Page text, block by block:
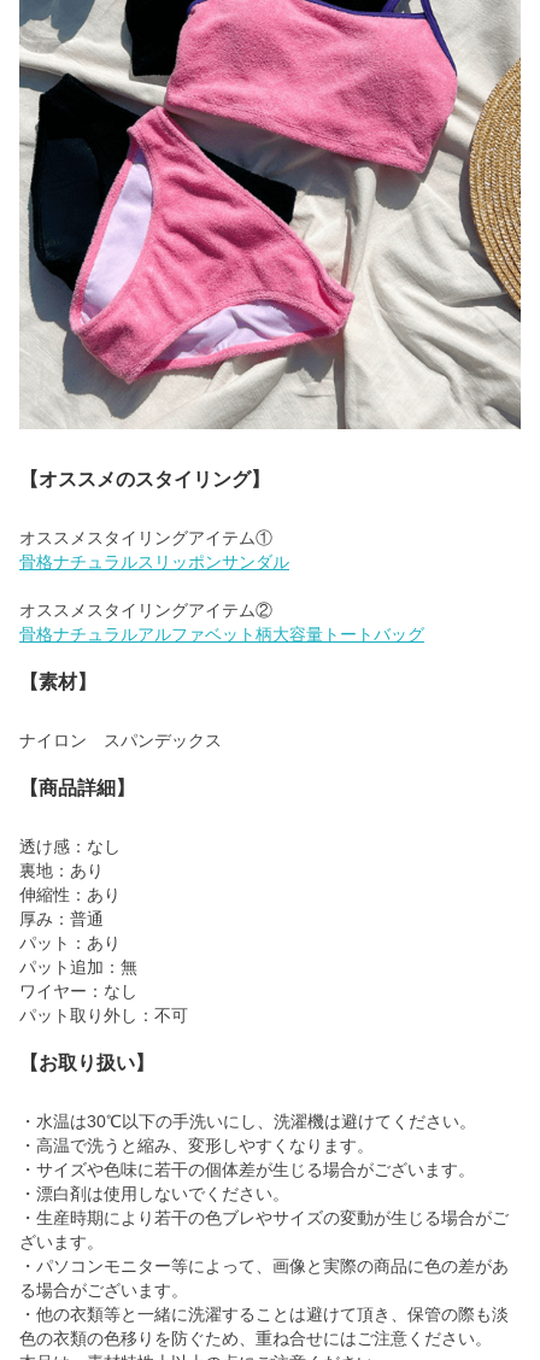
【オススメのスタイリング】
骨格ナチュラルスリッポンサンダル
骨格ナチュラルアルファベット柄大容量トートバッグ
【素材】
ナイロン スパンデックス
【商品詳細】
透け感：なし
裏地：あり
伸縮性：あり
厚み：普通
パット：あり
パット追加：無
ワイヤー：なし
パット取り外し：不可
【お取り扱い】
・水温は30℃以下の手洗いにし、洗濯機は避けてください。
・高温で洗うと縮み、変形しやすくなります。
・サイズや色味に若干の個体差が生じる場合がございます。
・漂白剤は使用しないでください。
・生産時期により若干の色ブレやサイズの変動が生じる場合がご
ざいます。
・パソコンモニター等によって、画像と実際の商品に色の差があ
る場合がございます。
・他の衣類等と一緒に洗濯することは避けて頂き、保管の際も淡
色の衣類の色移りを防ぐため、重ね合せにはご注意ください。